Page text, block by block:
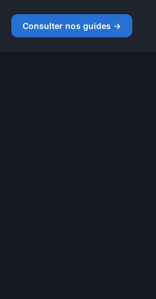
Consulter nos guides →